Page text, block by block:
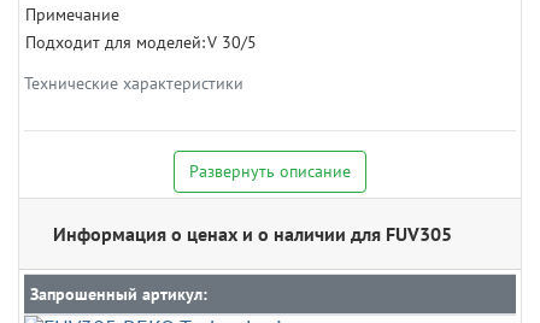
Технические характеристики
Примечание
Подходит для моделей:V 30/5
Развернуть описание
Информация о ценах и о наличии для FUV305
Запрошенный артикул: